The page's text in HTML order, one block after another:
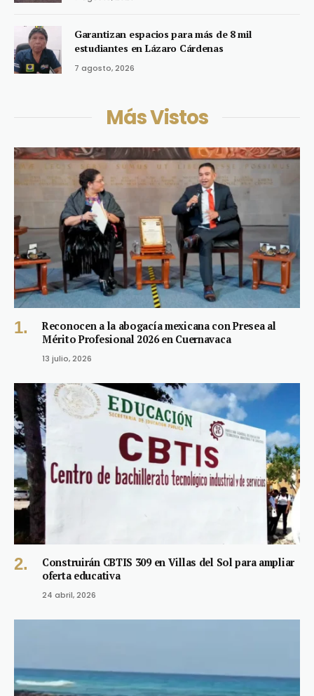
Garantizan espacios para más de 8 mil
estudiantes en Lázaro Cárdenas
7 agosto, 2026
Más Vistos
Reconocen a la abogacía mexicana con Presea al
Mérito Profesional 2026 en Cuernavaca
13 julio, 2026
Construirán CBTIS 309 en Villas del Sol para ampliar
oferta educativa
24 abril, 2026